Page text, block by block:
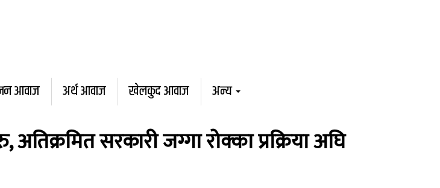
आवाज अर्थ आवाज खेलकुद आवाज अन्य
सरकारी जग्गा रोक्का प्रक्रिया अघि